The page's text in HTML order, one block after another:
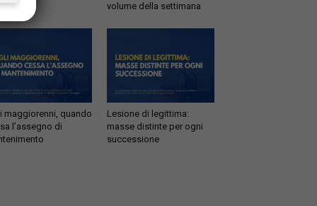
volume della settimana
maggiorenni, quando
l’assegno di
Lesione di legittima:
masse distinte per ogni
successione